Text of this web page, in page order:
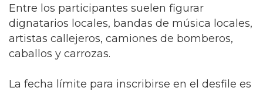
Entre los participantes suelen figurar
dignatarios locales, bandas de música locales,
artistas callejeros, camiones de bomberos,
caballos y carrozas.
La fecha límite para inscribirse en el desfile es